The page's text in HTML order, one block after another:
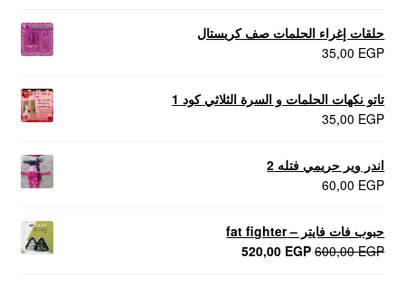
حلقات إغراء الحلمات صف كريستال
35,00 EGP
تاتو نكهات الحلمات و السرة الثلاثي كود 1
35,00 EGP
اندر وير حريمي فتله 2
60,00 EGP
حبوب فات فايتر – fat fighter
600,00EGP
السعر520,00 EGP
السعر